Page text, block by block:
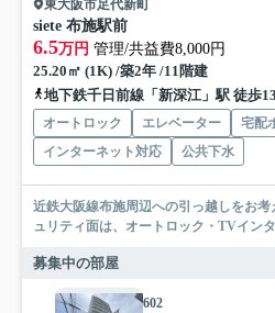
東大阪市足代新町
siete 布施駅前
6.5万円 管理/共益費8,000円
25.20㎡ (1K) /築2年 /11階建
地下鉄千日前線「新深江」駅 徒歩
オートロック エレベーター
宅配
インターネット対応
公共下水
近鉄大阪線布施周辺への引っ越しをお考
ュリティ面は、オートロック・TVイン
募集中の部屋
602